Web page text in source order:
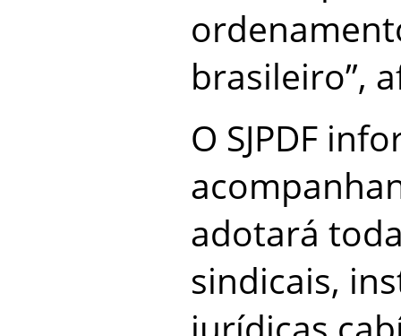
brasileiro”,
O SJPDF
adotará
sindicais,